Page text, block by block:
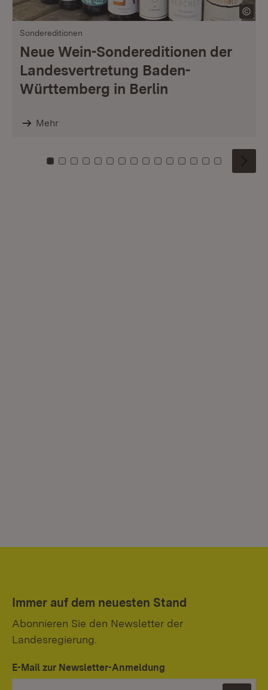
Sondereditionen
Neue Wein-Sondereditionen der
Landesvertretung Baden-
Württemberg in Berlin
Mehr
Zu Kachel: 0
Zu Kachel: 1
Zu Kachel: 2
Zu Kachel: 3
Zu Kachel: 4
Zu Kachel: 5
Zu Kachel: 6
Zu Kachel: 7
Zu Kachel: 8
Zu Kachel: 9
Zu Kachel: 10
Zu Kachel: 11
Zu Kachel: 12
Zu Kachel:
Zu
Immer auf dem neuesten Stand
Abonnieren Sie den Newsletter der
Landesregierung.
E-Mail zur Newsletter-Anmeldung